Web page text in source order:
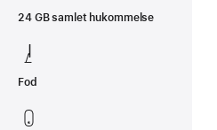
24 GB samlet hukommelse
Fod